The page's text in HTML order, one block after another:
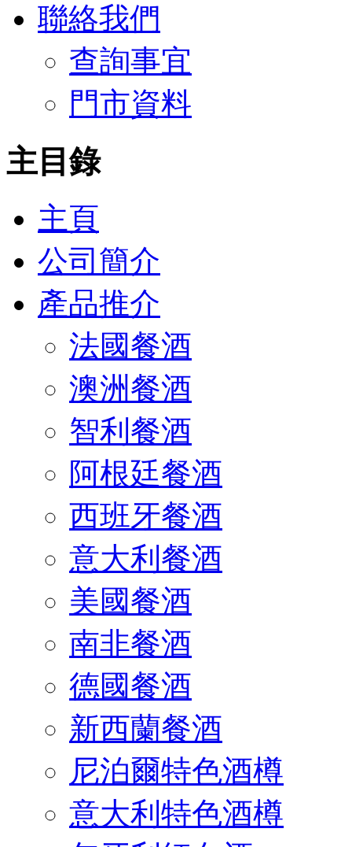
聯絡我們
查詢事宜
門市資料
主目錄
主頁
公司簡介
產品推介
法國餐酒
澳洲餐酒
智利餐酒
阿根廷餐酒
西班牙餐酒
意大利餐酒
美國餐酒
南非餐酒
德國餐酒
新西蘭餐酒
尼泊爾特色酒樽
意大利特色酒樽